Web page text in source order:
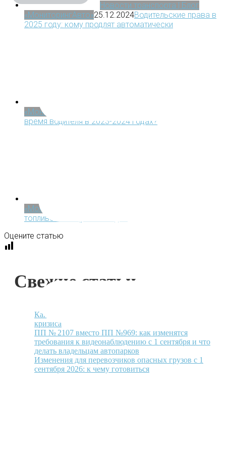
Новости транспорта | Блог
«МониторингАвто»25.12.2024Водительские права в
2025 году: кому продлят автоматически
«МониторингАвто»
время водителя в 2023-2024 годах?
«МониторингАвто»
топливо к концу 2023 года?
Оцените статью
Свежие статьи
Как экономить топливо в автопарке в условиях
кризиса
ПП № 2107 вместо ПП №969: как изменятся
требования к видеонаблюдению с 1 сентября и что
делать владельцам автопарков
Изменения для перевозчиков опасных грузов с 1
сентября 2026: к чему готовиться